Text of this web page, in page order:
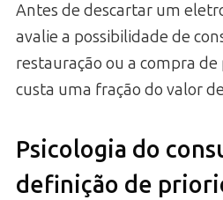
Antes de descartar um
avalie a possibilidade de
restauração ou a compra de
custa uma fração do valor
Psicologia do
definição de